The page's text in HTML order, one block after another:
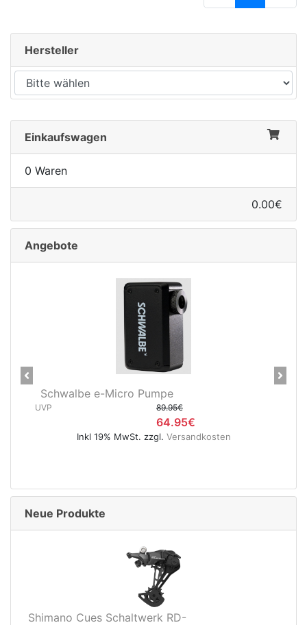
Hersteller
Einkaufswagen
0 Waren
0.00€
Angebote
Schwalbe e-Micro Pumpe
UVP 89.95€
64.95€
Inkl 19% MwSt. zzgl. Versandkosten
Previous Next
Neue Produkte
Shimano Cues Schaltwerk RD-